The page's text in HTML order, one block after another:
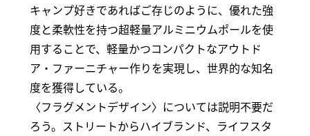
キャンプ好きであればご存じのように、優れた強
度と柔軟性を持つ超軽量アルミニウムポールを使
用することで、軽量かつコンパクトなアウトド
ア・ファーニチャー作りを実現し、世界的な知名
度を獲得している。
〈フラグメントデザイン〉については説明不要だ
ろう。ストリートからハイブランド、ライフスタ